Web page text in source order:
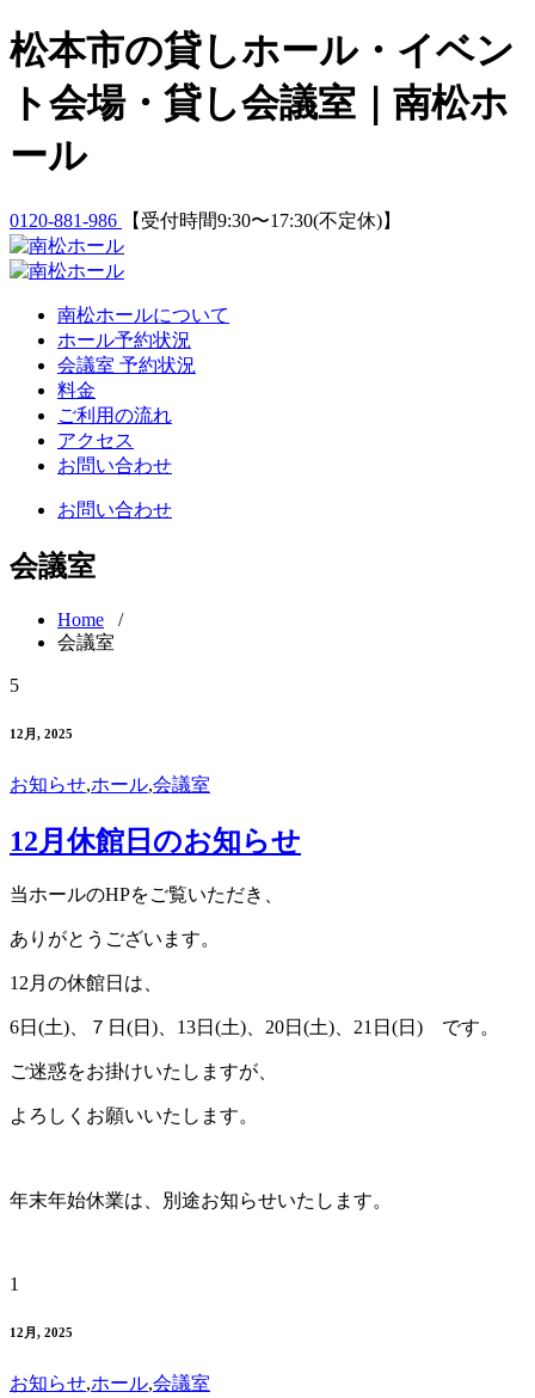
Skip
to
松本市の貸しホール・イベン
ト会場・貸し会議室｜南松ホ
ール
0120-881-986 【受付時間9:30〜17:30(不定休)】
南松ホールについて
ホール予約状況
会議室 予約状況
料金
ご利用の流れ
アクセス
お問い合わせ
お問い合わせ
会議室
Home /
会議室
5
12月, 2025
お知らせ,ホール,会議室
12月休館日のお知らせ
当ホールのHPをご覧いただき、
ありがとうございます。
12月の休館日は、
6日(土)、７日(日)、13日(土)、20日(土)、21日(日) です。
ご迷惑をお掛けいたしますが、
よろしくお願いいたします。
年末年始休業は、別途お知らせいたします。
1
12月, 2025
お知らせ,ホール,会議室